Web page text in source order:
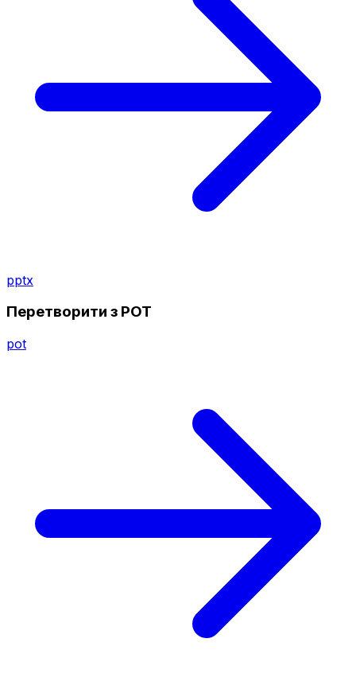
pptx
Перетворити з POT
pot